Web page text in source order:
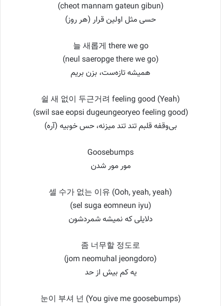
(cheot mannam gateun gibun)
حسی مثل اولین قرار (هر روز)
늘 새롭게 there we go
(neul saeropge there we go)
همیشه تازه‌ست، بزن بریم
쉴 새 없이 두근거려 feeling good (Yeah)
(swil sae eopsi dugeungeoryeo feeling good)
بی‌وقفه قلبم تند تند میزنه، حس خوبیه (آره)
Goosebumps
مور مور شدن
셀 수가 없는 이유 (Ooh, yeah, yeah)
(sel suga eomneun iyu)
دلایلی که نمیشه شمردشون
좀 너무할 정도로
(jom neomuhal jeongdoro)
یه کم بیش از حد
눈이 부셔 넌 (You give me goosebumps)